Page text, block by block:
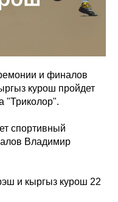
и финалов
курош пройдет
"Триколор".
спортивный
Владимир
и кыргыз курош 22